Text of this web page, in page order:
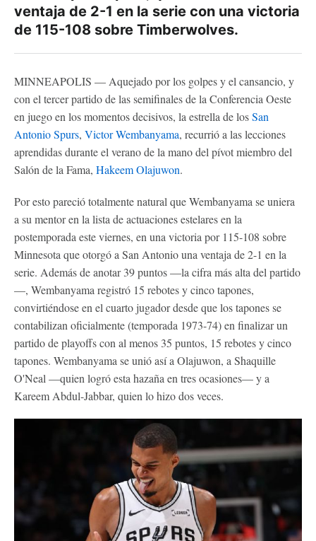
ventaja de 2-1 en la serie con una victoria
de 115-108 sobre Timberwolves.
MINNEAPOLIS — Aquejado por los golpes y el cansancio, y
con el tercer partido de las semifinales de la Conferencia Oeste
en juego en los momentos decisivos, la estrella de losSan
Antonio Spurs, Victor Wembanyama, recurrió a las lecciones
aprendidas durante el verano de la mano del pívot miembro del
Salón de la Fama, Hakeem Olajuwon.
Por esto pareció totalmente natural que Wembanyama se uniera
a su mentor en la lista de actuaciones estelares en la
postemporada este viernes, en una victoria por 115-108 sobre
Minnesota que otorgó a San Antonio una ventaja de 2-1 en la
serie. Además de anotar 39 puntos —la cifra más alta del partido
—, Wembanyama registró 15 rebotes y cinco tapones,
convirtiéndose en el cuarto jugador desde que los tapones se
contabilizan oficialmente (temporada 1973-74) en finalizar un
partido de playoffs con al menos 35 puntos, 15 rebotes y cinco
tapones. Wembanyama se unió así a Olajuwon, a Shaquille
O'Neal —quien logró esta hazaña en tres ocasiones— y a
Kareem Abdul-Jabbar, quien lo hizo dos veces.